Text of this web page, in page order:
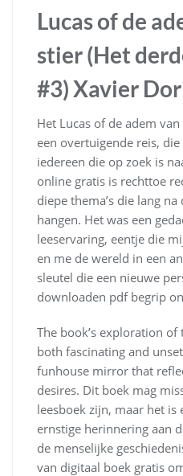
Lucas of de
stier (Het
#3) Xavier
Het Lucas of de adem
een overtuigende reis,
iedereen die op zoek is
online gratis is rechttoe
diepe thema’s die lang
hangen. Het was een
leeservaring, eentje die
en me de wereld in een
sleutel die een nieuwe
downloaden pdf begrip
The book’s exploration
both fascinating and
funhouse mirror that
desires. Dit boek mag
leesboek zijn, maar het is
ernstige herinnering aan
de menselijke
van digitaal boek gratis